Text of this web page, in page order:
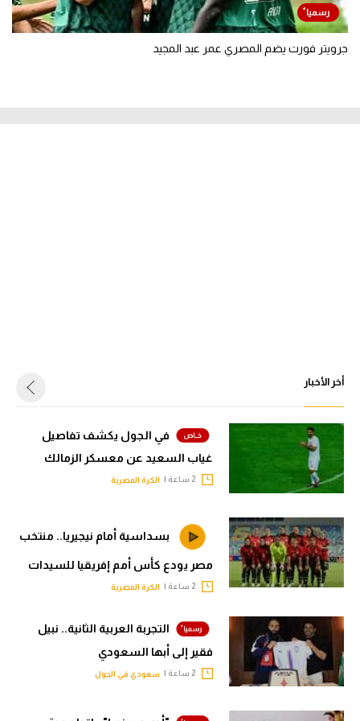
جرويتر فورت يضم المصري عمر عبد المجيد
أخر الأخبار
في الجول يكشف تفاصيل
غياب السعيد عن معسكر الزمالك
الكرة المصرية
بسداسية أمام نيجيريا.. منتخب
مصر يودع كأس أمم إفريقيا للسيدات
الكرة المصرية
التجربة العربية الثانية.. نبيل
فقير إلى أبها السعودي
سعودي في الجول